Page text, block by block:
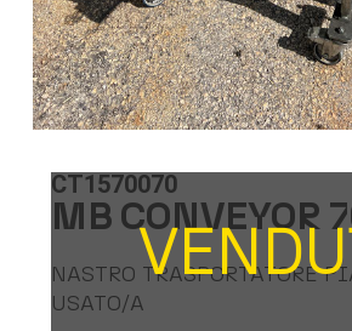
CT1570070
MB CONVEYOR
NASTRO TRASPORTATORE
USATO/A